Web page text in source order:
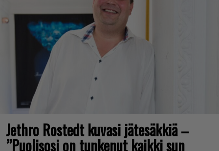
Jethro Rostedt kuvasi jätesäkkiä –
”Puolisosi on tunkenut kaikki sun